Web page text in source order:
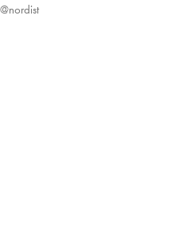
@nordist